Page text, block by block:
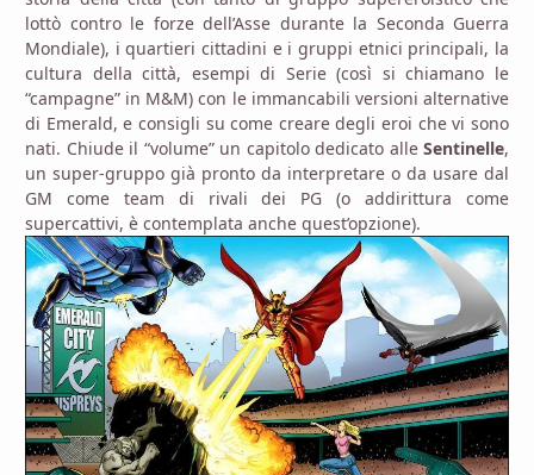
lottò contro le forze dell’Asse durante la Seconda Guerra
Mondiale), i quartieri cittadini e i gruppi etnici principali, la
cultura della città, esempi di Serie (così si chiamano le
“campagne” in M&M) con le immancabili versioni alternative
di Emerald, e consigli su come creare degli eroi che vi sono
nati. Chiude il “volume” un capitolo dedicato alle Sentinelle,
un super-gruppo già pronto da interpretare o da usare dal
GM come team di rivali dei PG (o addirittura come
supercattivi, è contemplata anche quest’opzione).